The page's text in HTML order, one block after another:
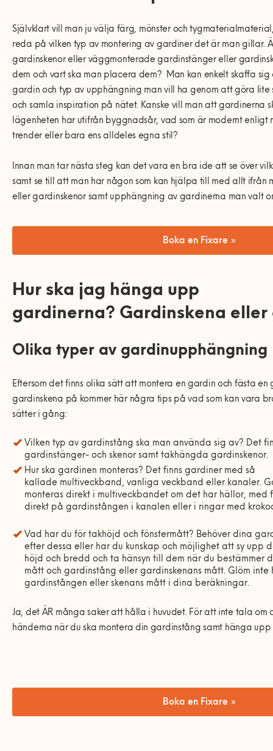
Fakta om RUT- och ROT-avdraget
0770-220 720
Kundservice
Självklart vill man ju välja färg, mönster och
reda på vilken typ av montering av gardiner det är man gillar.
gardinskenor eller väggmonterade gardinstänger eller
dem och vart ska man placera dem? Man kan enkelt skaffa sig
gardin och typ av upphängning man vill ha genom att göra lite
och samla inspiration på nätet. Kanske vill man att gardinerna
lägenheten har utifrån byggnadsår, vad som är modernt enligt
trender eller bara ens alldeles egna stil?
Innan man tar nästa steg kan det vara en bra ide att se över
samt se till att man har någon som kan hjälpa till med allt ifrån
eller gardinskenor samt upphängning av gardinerna man valt
Boka en Fixare »
Hur ska jag hänga upp
gardinerna? Gardinskena
Olika typer av gardinupphängning
Eftersom det finns olika sätt att montera en gardin och fästa en
gardinskena på kommer här några tips på vad som kan vara
sätter i gång:
Vilken typ av gardinstång ska man använda sig av? Det
gardinstänger- och skenor samt takhängda gardinskenor.
Hur ska gardinen monteras? Det finns gardiner med så
kallade multiveckband, vanliga veckband eller kanaler.
monteras direkt i multiveckbandet om det har hällor, med
direkt på gardinstången i kanalen eller i ringar med
Vad har du för takhöjd och fönstermått? Behöver dina
efter dessa eller har du kunskap och möjlighet att sy upp
höjd och bredd och ta hänsyn till dem när du bestämmer
mått och gardinstång eller gardinskenans mått. Glöm
gardinstången eller skenans mått i dina beräkningar.
Ja, det ÄR många saker att hålla i huvudet. För att inte tala om
händerna när du ska montera din gardinstång samt hänga
Boka en Fixare »